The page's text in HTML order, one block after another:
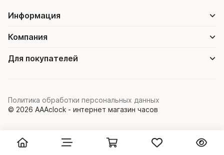
Информация
Компания
Для покупателей
© 2026 AAAclock - интернет магазин часов
Политика обработки персональных данных